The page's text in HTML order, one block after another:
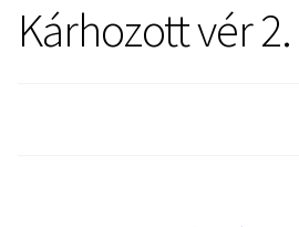
Kárhozott vér 2.